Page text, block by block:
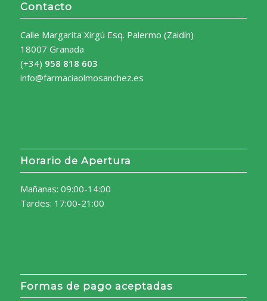
Contacto
Calle Margarita Xirgú Esq. Palermo (Zaidín)
18007 Granada
(+34) 958 818 603
info@farmaciaolmosanchez.es
Horario de Apertura
Mañanas: 09:00-14:00
Tardes: 17:00-21:00
Formas de pago aceptadas